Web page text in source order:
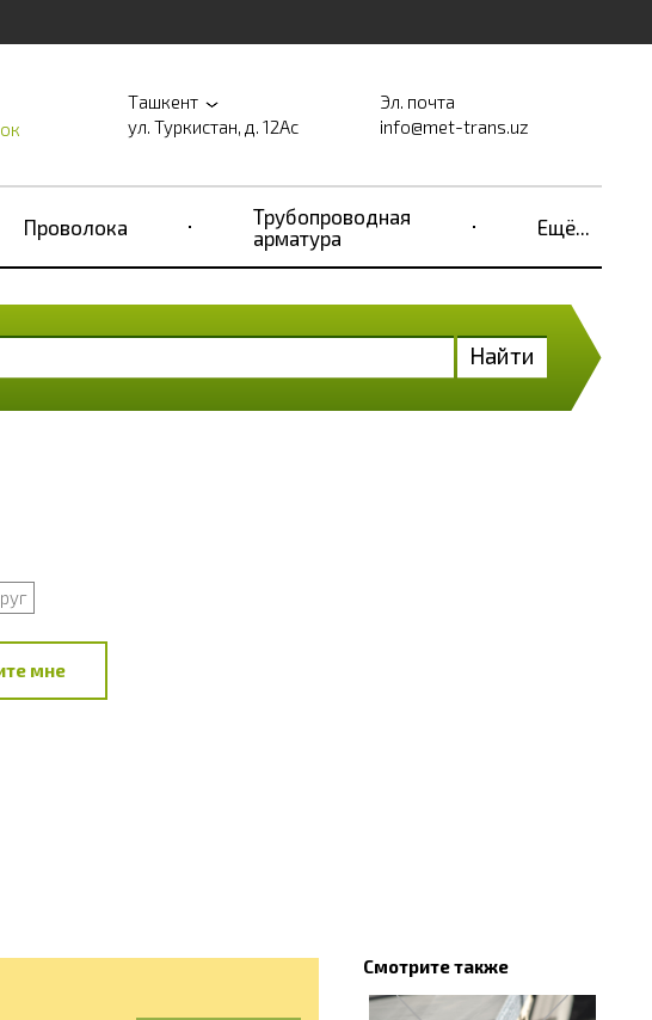
Ташкент
ул. Туркистан, д. 12Ас
Эл. почта
info@met-trans.uz
Проволока
Трубопроводная
арматура
Ещё...
Найти
мне
Смотрите также